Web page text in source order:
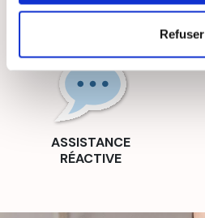
Refuser
ASSISTANCE
RÉACTIVE